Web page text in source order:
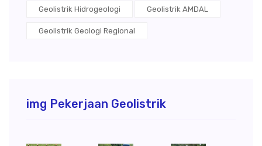
Geolistrik Hidrogeologi Geolistrik AMDAL
Geolistrik Geologi Regional
img Pekerjaan Geolistrik